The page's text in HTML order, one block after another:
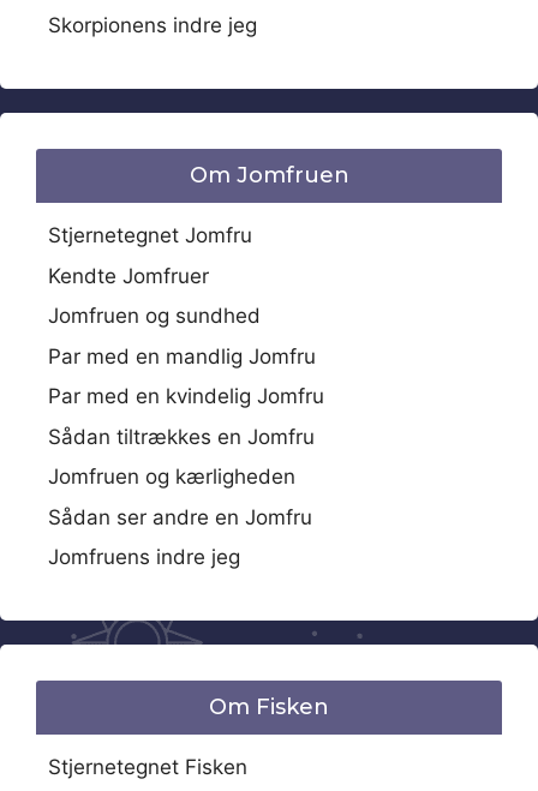
Skorpionens indre jeg
Om Jomfruen
Stjernetegnet Jomfru
Kendte Jomfruer
Jomfruen og sundhed
Par med en mandlig Jomfru
Par med en kvindelig Jomfru
Sådan tiltrækkes en Jomfru
Jomfruen og kærligheden
Sådan ser andre en Jomfru
Jomfruens indre jeg
Om Fisken
Stjernetegnet Fisken